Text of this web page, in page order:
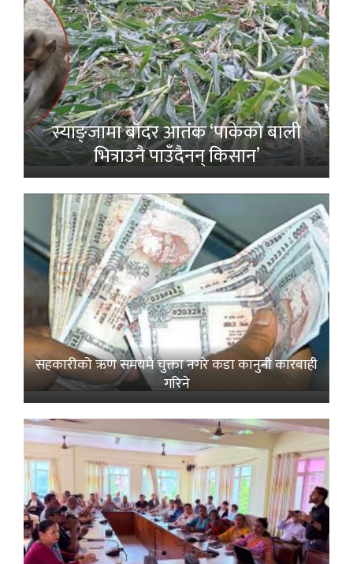
स्याङ्जामा बाँदर आतंक ‘पाकेको बाली
भित्राउनै पाउँदैनन् किसान’
सहकारीको ऋण समयमै चुक्ता नगरे कडा कानुनी कारबाही
गरिने